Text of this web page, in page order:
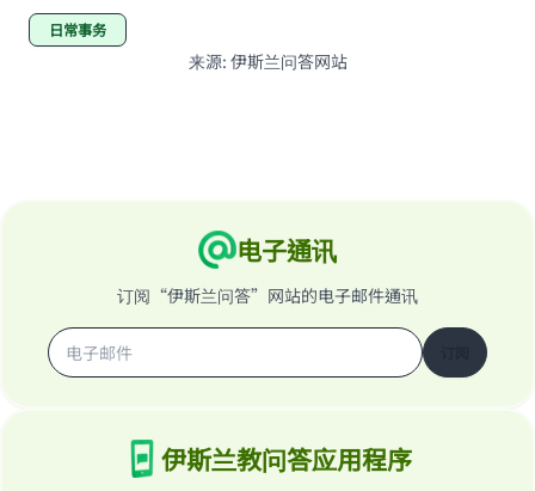
日常事务
来源: 伊斯兰问答网站
电子通讯
订阅“伊斯兰问答”网站的电子邮件通讯
伊斯兰教问答应用程序